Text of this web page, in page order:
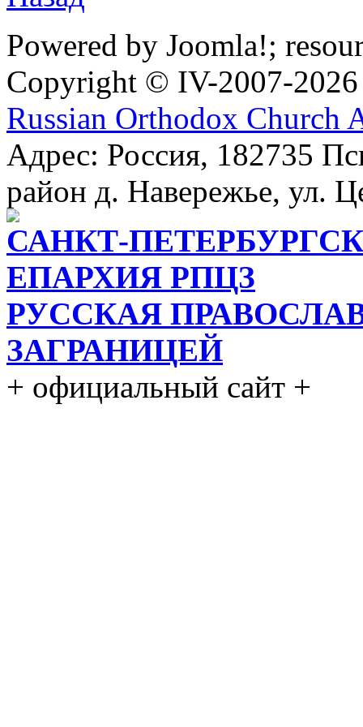
Powered by Joomla!;
Copyright © IV-2007-2026
Russian Orthodox Church
Адрес: Россия, 182735
район д. Навережье, ул.
САНКТ-
ЕПАРХИЯ РПЦЗ
РУССКАЯ
ЗАГРАНИЦЕЙ
+ официальный сайт +